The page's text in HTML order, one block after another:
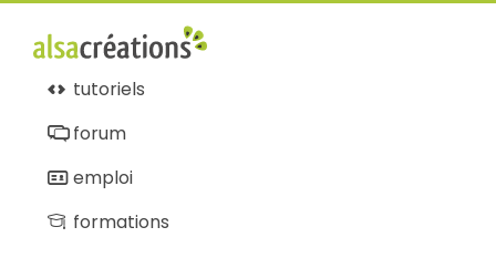
tutoriels
forum
emploi
formations